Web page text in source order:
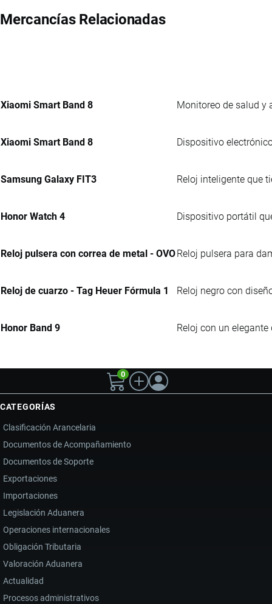
Mercancías Relacionadas
Xiaomi Smart Band 8 Monitoreo de salud
Xiaomi Smart Band 8 Dispositivo
Samsung Galaxy FIT3 Reloj inteligente que
Honor Watch 4 Dispositivo portátil
Reloj pulsera con correa de metal - OVO Reloj pulsera para
Reloj de cuarzo - Tag Heuer Fórmula 1 Reloj negro con
Honor Band 9 Reloj con un
0
CATEGORÍAS
Clasificación Arancelaria
Documentos de Acompañamiento
Documentos de Soporte
Exportaciones
Importaciones
Legislación Aduanera
Operaciones internacionales
Obligación Tributaria
Valoración Aduanera
Actualidad
Procesos administrativos